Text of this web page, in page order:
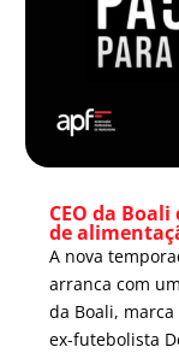
CEO da
de
A nova
arranca com
da Boali,
ex-futebolista